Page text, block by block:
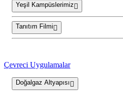
Yeşil Kampüslerimiz
Tanıtım Filmi
Çevreci Uygulamalar
Doğalgaz Altyapısı